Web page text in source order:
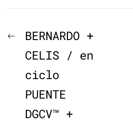
Navegación
de
entradas
Previous
post:
BERNARDO +
CELIS / en
ciclo
PUENTE
DGCV™ +